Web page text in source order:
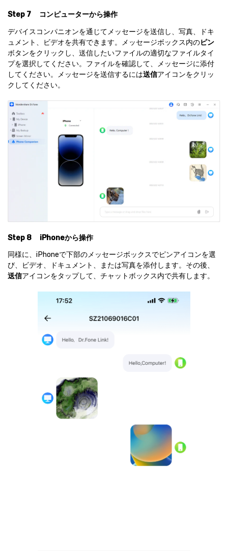
Step 7
コンピューターから操作
デバイスコンパニオンを通じてメッセージを送信し、写真、ドキ
ュメント、ビデオを共有できます。メッセージボックス内のピン
ボタンをクリックし、送信したいファイルの適切なファイルタイ
プを選択してください。ファイルを確認して、メッセージに添付
してください。メッセージを送信するには送信アイコンをクリッ
クしてください。
Step 8
iPhoneから操作
同様に、iPhoneで下部のメッセージボックスでピンアイコンを選
び、ビデオ、ドキュメント、または写真を添付します。その後、
送信アイコンをタップして、チャットボックス内で共有します。